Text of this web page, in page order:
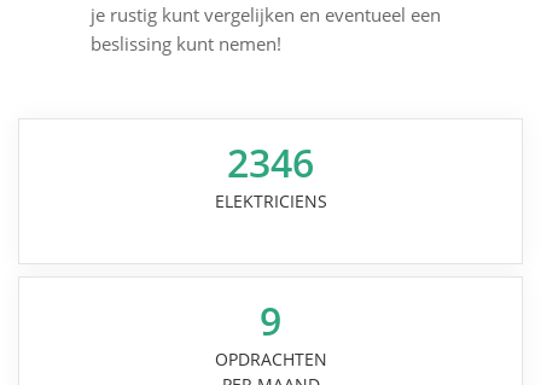
je rustig kunt vergelijken en eventueel een
beslissing kunt nemen!
2346
ELEKTRICIENS
9
OPDRACHTEN